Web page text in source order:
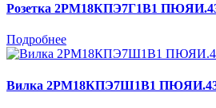
Розетка 2РМ18КПЭ7Г1В1
Подробнее
Вилка 2РМ18КПЭ7Ш1В1